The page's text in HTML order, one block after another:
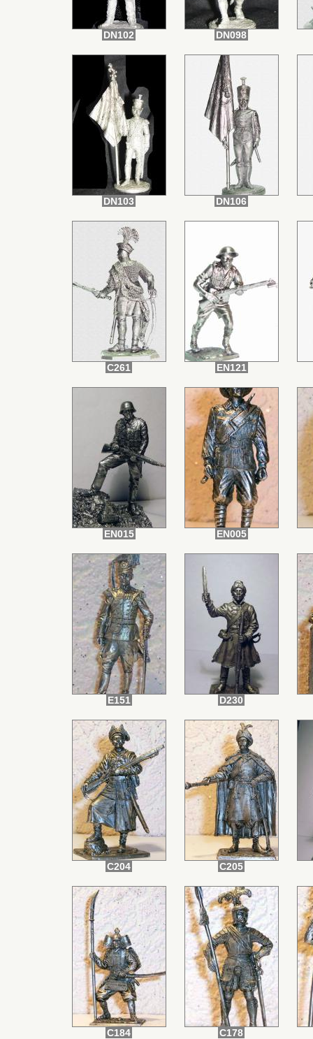
DN102 DN098
DN103 DN106
C261 EN121
EN015 EN005
E151 D230
C204 C205
C184 C178